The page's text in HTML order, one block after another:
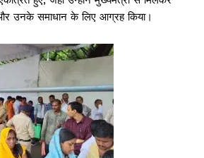
उनके समाधान के लिए आग्रह किया।